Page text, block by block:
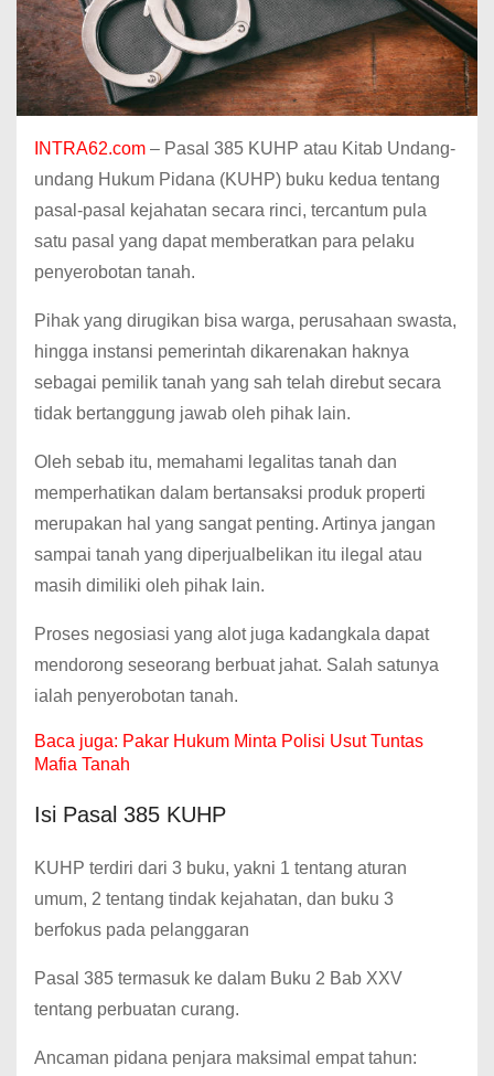
INTRA62.com – Pasal 385 KUHP atau Kitab Undang-
undang Hukum Pidana (KUHP) buku kedua tentang
pasal-pasal kejahatan secara rinci, tercantum pula
satu pasal yang dapat memberatkan para pelaku
penyerobotan tanah.
Pihak yang dirugikan bisa warga, perusahaan swasta,
hingga instansi pemerintah dikarenakan haknya
sebagai pemilik tanah yang sah telah direbut secara
tidak bertanggung jawab oleh pihak lain.
Oleh sebab itu, memahami legalitas tanah dan
memperhatikan dalam bertansaksi produk properti
merupakan hal yang sangat penting. Artinya jangan
sampai tanah yang diperjualbelikan itu ilegal atau
masih dimiliki oleh pihak lain.
Proses negosiasi yang alot juga kadangkala dapat
mendorong seseorang berbuat jahat. Salah satunya
ialah penyerobotan tanah.
Baca juga: Pakar Hukum Minta Polisi Usut Tuntas
Mafia Tanah
Isi Pasal 385 KUHP
KUHP terdiri dari 3 buku, yakni 1 tentang aturan
umum, 2 tentang tindak kejahatan, dan buku 3
berfokus pada pelanggaran
Pasal 385 termasuk ke dalam Buku 2 Bab XXV
tentang perbuatan curang.
Ancaman pidana penjara maksimal empat tahun: